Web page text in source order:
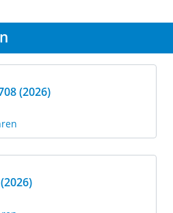
(2026)